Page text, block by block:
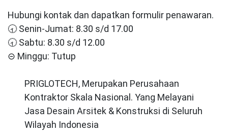
Hubungi kontak dan dapatkan formulir penawaran.
🕣 Senin-Jumat: 8.30 s/d 17.00
🕣 Sabtu: 8.30 s/d 12.00
⊝ Minggu: Tutup
PRIGLOTECH, Merupakan Perusahaan
Kontraktor Skala Nasional. Yang Melayani
Jasa Desain Arsitek & Konstruksi di Seluruh
Wilayah Indonesia